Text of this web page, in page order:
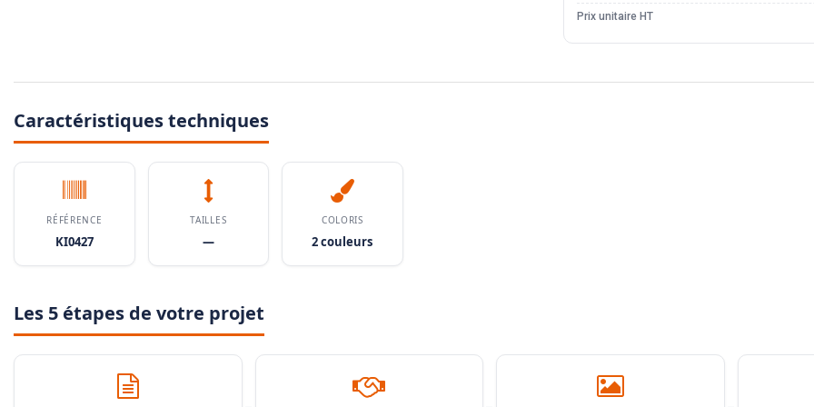
Prix unitaire HT
Caractéristiques techniques
RÉFÉRENCE
KI0427
TAILLES
—
COLORIS
2 couleurs
Les 5 étapes de votre projet